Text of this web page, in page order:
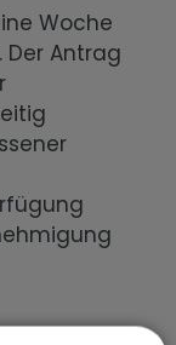
Woche
Antrag